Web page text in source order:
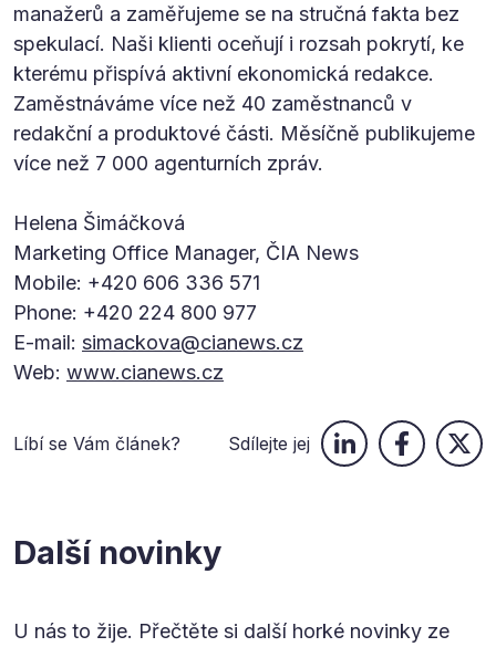
manažerů a zaměřujeme se na stručná fakta bez
spekulací. Naši klienti oceňují i rozsah pokrytí, ke
kterému přispívá aktivní ekonomická redakce.
Zaměstnáváme více než 40 zaměstnanců v
redakční a produktové části. Měsíčně publikujeme
více než 7 000 agenturních zpráv.
Helena Šimáčková
Marketing Office Manager, ČIA News
Mobile: +420 606 336 571
Phone: +420 224 800 977
E-mail: simackova@cianews.cz
Web: www.cianews.cz
Líbí se Vám článek? Sdílejte jej
Další novinky
U nás to žije. Přečtěte si další horké novinky ze